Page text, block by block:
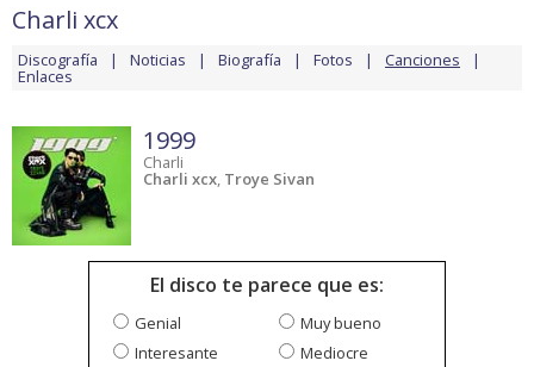
Charli xcx
Discografía Noticias Biografía Fotos Canciones
Enlaces
1999
Charli
Charli xcx, Troye Sivan
El disco te parece que es:
Genial
Muy bueno
Interesante
Mediocre